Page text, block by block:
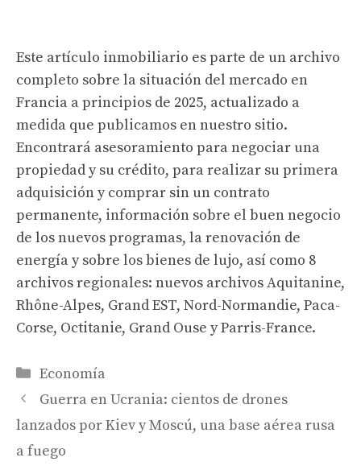
Este artículo inmobiliario es parte de un archivo
completo sobre la situación del mercado en
Francia a principios de 2025, actualizado a
medida que publicamos en nuestro sitio.
Encontrará asesoramiento para negociar una
propiedad y su crédito, para realizar su primera
adquisición y comprar sin un contrato
permanente, información sobre el buen negocio
de los nuevos programas, la renovación de
energía y sobre los bienes de lujo, así como 8
archivos regionales: nuevos archivos Aquitanine,
Rhône-Alpes, Grand EST, Nord-Normandie, Paca-
Corse, Octitanie, Grand Ouse y Parris-France.
Categorías
Economía
Guerra en Ucrania: cientos de drones
lanzados por Kiev y Moscú, una base aérea rusa
a fuego